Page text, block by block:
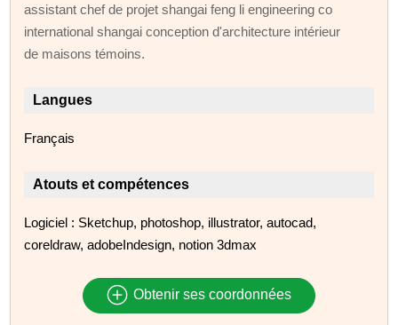
assistant chef de projet shangai feng li engineering co
international shangai conception d'architecture intérieur
de maisons témoins.
Langues
Français
Atouts et compétences
Logiciel : Sketchup, photoshop, illustrator, autocad,
coreldraw, adobeIndesign, notion 3dmax
Obtenir ses coordonnées